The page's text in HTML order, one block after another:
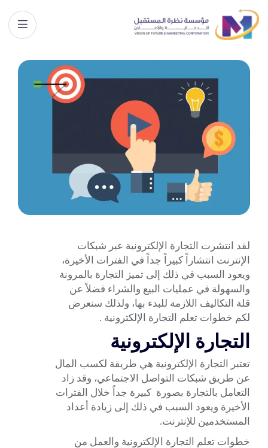
لقد انتشرت التجارة الإلكترونية عبر شبكات
الإنترنت انتشاراً كبيراً جداً في الفترات الأخيرة،
ويعود السبب في ذلك إلى تميز التجارة بالمرونة
والسهولة في عمليات البيع والشراء فضلاً عن
قلة التكاليف اللازمة للبدء بها، ولذلك سنعرض
لكم خطوات تعلم التجارة الإلكترونية .
التجارة الإلكترونية
تعتبر التجارة الإلكترونية هي طريقة لكسب المال
عن طريق شبكات التواصل الاجتماعي، وقد زاد
التعامل بالتجارة بصورة كبيرة جداً خلال الفترات
الأخيرة ويعود السبب في ذلك إلى زيادة أعداد
المستخدمين للإنترنت.
خطوات تعلم التجارة الإلكترونية والعمل من